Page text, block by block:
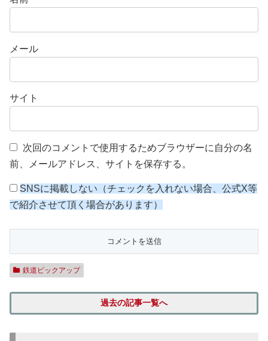
メール
サイト
次回のコメントで使用するためブラウザーに自分の名
前、メールアドレス、サイトを保存する。
SNSに掲載しない（チェックを入れない場合、公式X等
で紹介させて頂く場合があります）
鉄道ピックアップ
過去の記事一覧へ